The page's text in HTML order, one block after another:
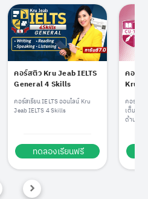
คอร์สติว Kru Jeab IELTS
General 4 Skills
คอร์สเรียน IELTS ออนไลน์ Kru
Jeab IELTS 4 Skills
ทดลองเรียนฟรี
คอร์ส
คอร์สติว
เต็ม ปูพื้
ด้านภาษ